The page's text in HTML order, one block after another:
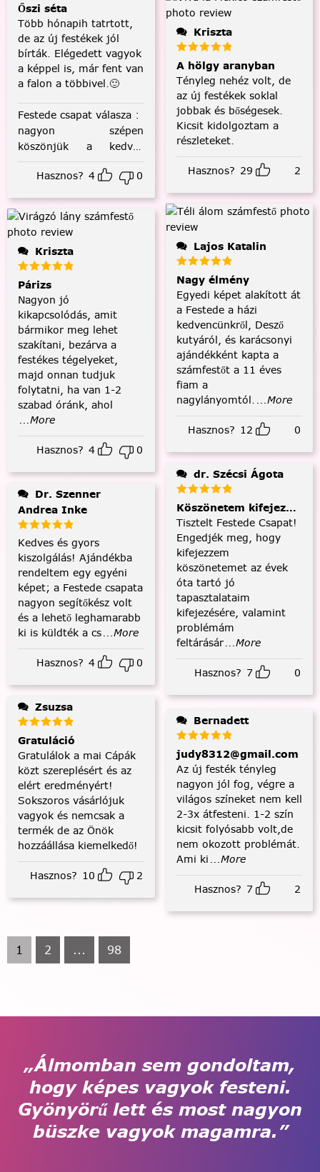
Őszi séta
Több hónapih tatrtott,
de az új festékek jól
bírták. Elégedett vagyok
a képpel is, már fent van
a falon a többivel.🙂
Festede csapat válasza :
nagyon szépen
köszönjük a kedves
visszajelzést! :)
Hasznos? 4 0
Kriszta
Párizs
Nagyon jó
kikapcsolódás, amit
bármikor meg lehet
szakítani, bezárva a
festékes tégelyeket,
majd onnan tudjuk
folytatni, ha van 1-2
szabad óránk, ahol
...More
Hasznos? 4 0
Andrea Inke
Kedves és gyors
kiszolgálás! Ajándékba
rendeltem egy egyéni
képet; a Festede csapata
nagyon segítőkész volt
és a lehető leghamarabb
ki is küldték a cs...More
Hasznos? 4 0
Zsuzsa
Gratuláció
Gratulálok a mai Cápák
közt szereplésért és az
elért eredményért!
Sokszoros vásárlójuk
vagyok és nemcsak a
termék de az Önök
hozzáállása kiemelkedő!
Hasznos? 10 2
Kriszta
A hölgy aranyban
Tényleg nehéz volt, de
az új festékek soklal
jobbak és bőségesek.
Kicsit kidolgoztam a
részleteket.
Hasznos? 29 2
Lajos Katalin
Nagy élmény
Egyedi képet alakított át
a Festede a házi
kedvencünkről, Desző
kutyáról, és karácsonyi
ajándékként kapta a
számfestőt a 11 éves
fiam a
nagylányomtól. ...More
Hasznos? 12 0
dr. Szécsi Ágota
Köszönetem kifejezése
Tisztelt Festede Csapat!
Engedjék meg, hogy
kifejezzem
köszönetemet az évek
óta tartó jó
tapasztalataim
kifejezésére, valamint
problémám
feltárásár...More
Hasznos? 7 0
Bernadett
judy8312@gmail.com
Az új festék tényleg
nagyon jól fog, végre a
világos színeket nem kell
2-3x átfesteni. 1-2 szín
kicsit folyósabb volt,de
nem okozott problémát.
Ami ki ...More
Hasznos? 7 2
1 2 ... 98
„Álmomban sem gondoltam,
hogy képes vagyok festeni.
Gyönyörű lett és most nagyon
büszke vagyok magamra.”